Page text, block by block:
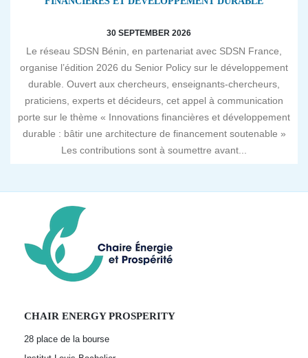
30 SEPTEMBER 2026
Le réseau SDSN Bénin, en partenariat avec SDSN France,
organise l’édition 2026 du Senior Policy sur le développement
durable. Ouvert aux chercheurs, enseignants-chercheurs,
praticiens, experts et décideurs, cet appel à communication
porte sur le thème « Innovations financières et développement
durable : bâtir une architecture de financement soutenable »
Les contributions sont à soumettre avant...
CHAIR ENERGY PROSPERITY
28 place de la bourse